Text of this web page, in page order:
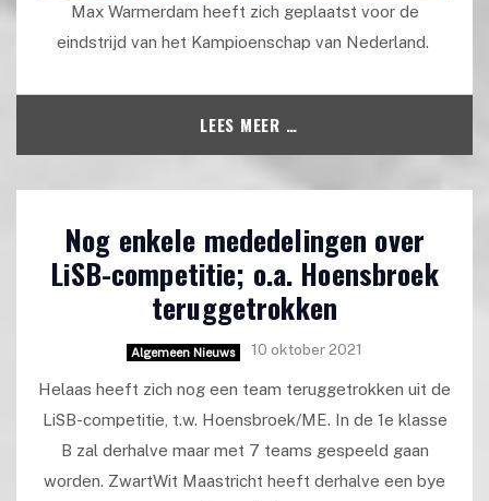
Max Warmerdam heeft zich geplaatst voor de
eindstrijd van het Kampioenschap van Nederland.
LEES MEER …
Nog enkele mededelingen over
LiSB-competitie; o.a. Hoensbroek
teruggetrokken
Algemeen Nieuws 10 oktober 2021
Helaas heeft zich nog een team teruggetrokken uit de
LiSB-competitie, t.w. Hoensbroek/ME. In de 1e klasse
B zal derhalve maar met 7 teams gespeeld gaan
worden. ZwartWit Maastricht heeft derhalve een bye